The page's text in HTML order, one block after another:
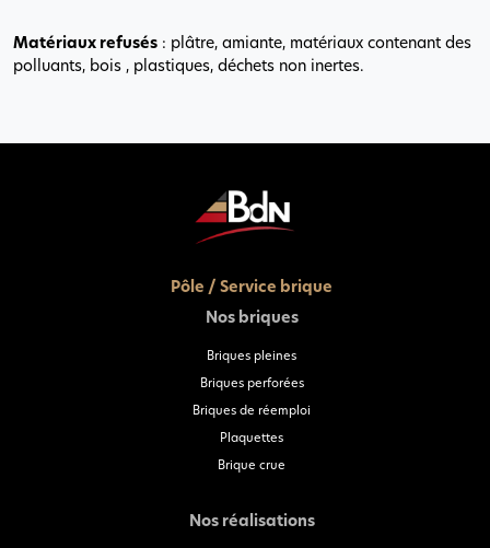
Matériaux refusés : plâtre, amiante, matériaux contenant des
polluants, bois , plastiques, déchets non inertes.
Pôle / Service brique
Nos briques
Briques pleines
Briques perforées
Briques de réemploi
Plaquettes
Brique crue
Nos réalisations